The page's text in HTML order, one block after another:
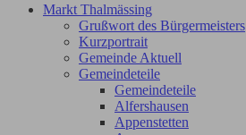
Markt Thalmässing
Grußwort des Bürgermeisters
Kurzportrait
Gemeinde Aktuell
Gemeindeteile
Gemeindeteile
Alfershausen
Appenstetten